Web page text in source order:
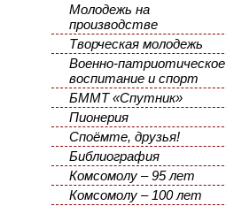
Молодежь на
производстве
Творческая молодежь
Военно-патриотическое
воспитание и спорт
БММТ «Спутник»
Пионерия
Споёмте, друзья!
Библиография
Комсомолу – 95 лет
Комсомолу – 100 лет